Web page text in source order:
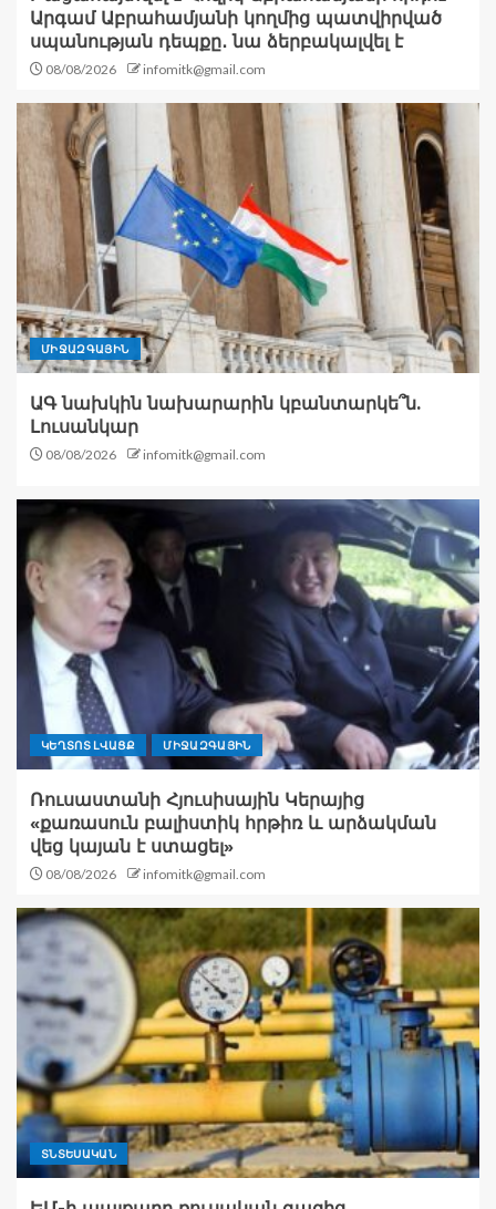
Արգամ Աբրահամյանի կողմից պատվիրված
սպանության դեպքը․ նա ձերբակալվել է
08/08/2026 infomitk@gmail.com
ՄԻՋԱԶԳԱՅԻՆ
ԱԳ նախկին նախարարին կբանտարկե՞ն.
Լուսանկար
08/08/2026 infomitk@gmail.com
ԿԵՂՏՈՏ ԼՎԱՑՔ ՄԻՋԱԶԳԱՅԻՆ
Ռուսաստանի Հյուսիսային Կերայից
«քառասուն բալիստիկ հրթիռ և արձակման
վեց կայան է ստացել»
08/08/2026 infomitk@gmail.com
ՏՆՏԵՍԱԿԱՆ